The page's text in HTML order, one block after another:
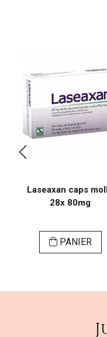
Laseaxan caps
28x 80mg
PANIER